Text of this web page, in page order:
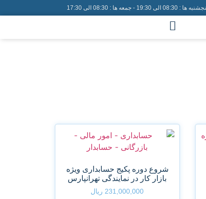
شروع دوره پکیج حسابداری ویژه
بازار کار در نمایندگی تهرانپارس
231,000,000 ریال